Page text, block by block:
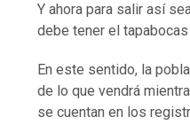
Y ahora para salir así
debe tener el
En este sentido, la
de lo que vendrá
se cuentan en los